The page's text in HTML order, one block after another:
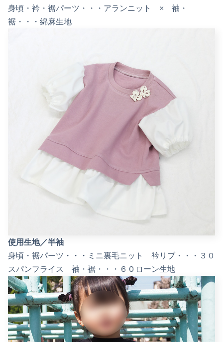
身頃・衿・裾パーツ・・・アランニット × 袖・
裾・・・綿麻生地
使用生地／半袖
身頃・裾パーツ・・・ミニ裏毛ニット 衿リブ・・・３０
スパンフライス 袖・裾・・・６０ローン生地